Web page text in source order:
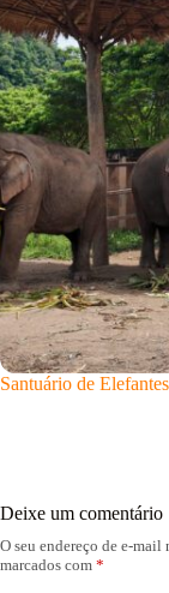
Santuário de
Deixe um comentário
O seu endereço de e-mail
marcados com *